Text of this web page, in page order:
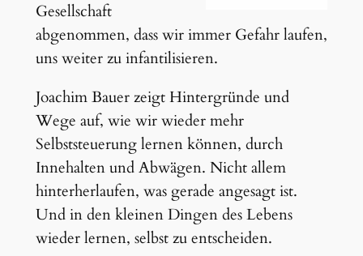
Gesellschaft
abgenommen, dass wir immer Gefahr laufen,
uns weiter zu infantilisieren.
Joachim Bauer zeigt Hintergründe und
Wege auf, wie wir wieder mehr
Selbststeuerung lernen können, durch
Innehalten und Abwägen. Nicht allem
hinterherlaufen, was gerade angesagt ist.
Und in den kleinen Dingen des Lebens
wieder lernen, selbst zu entscheiden.